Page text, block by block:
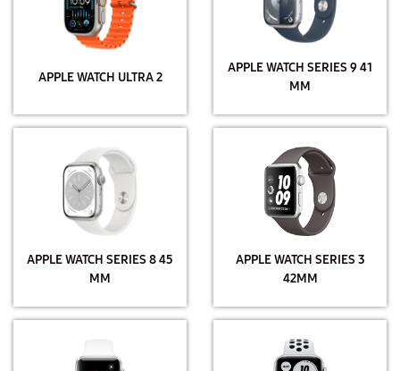
APPLE WATCH ULTRA 2
APPLE WATCH SERIES 9 41
MM
APPLE WATCH SERIES 8 45
MM
APPLE WATCH SERIES 3
42MM